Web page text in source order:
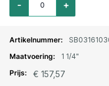
+
-
1 1/4"
€ 157,57